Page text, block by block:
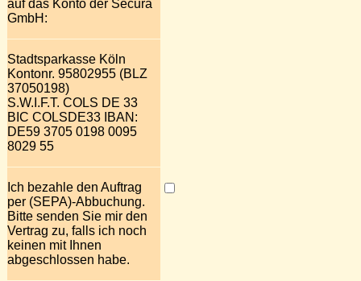
auf das Konto der Secura
GmbH:
Stadtsparkasse Köln
Kontonr. 95802955 (BLZ
37050198)
S.W.I.F.T. COLS DE 33
BIC COLSDE33 IBAN:
DE59 3705 0198 0095
8029 55
Ich bezahle den Auftrag
per (SEPA)-Abbuchung.
Bitte senden Sie mir den
Vertrag zu, falls ich noch
keinen mit Ihnen
abgeschlossen habe.